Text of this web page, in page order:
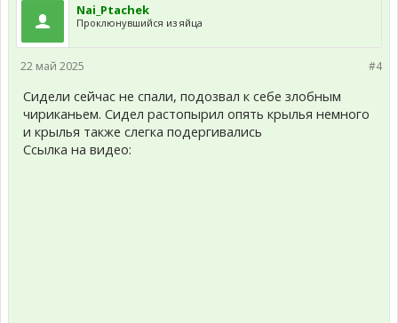
Nai_Ptachek
Проклюнувшийся из яйца
#4
22 май 2025
Сидели сейчас не спали, подозвал к себе злобным
чириканьем. Сидел растопырил опять крылья немного
и крылья также слегка подергивались
Ссылка на видео: